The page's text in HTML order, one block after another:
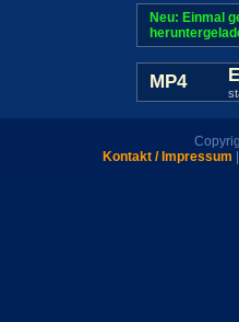
Neu: Einmal
MP4
Kontakt / Impressum